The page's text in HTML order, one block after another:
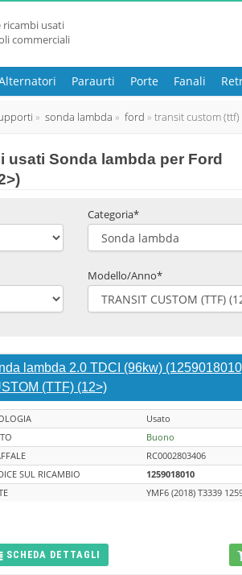
ricambi usati
commerciali
Paraurti Porte Fanali
sonda lambda ford transit custom (ttf)
Sonda lambda per Ford
Categoria*
Modello/Anno*
lambda 2.0 TDCI (96kw)
(TTF) (12>)
Usato
Buono
RC0002803406
SUL RICAMBIO
1259018010
YMF6 (2018) T3339
SCHEDA DETTAGLI